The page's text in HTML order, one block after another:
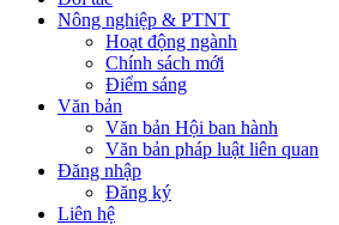
Nông nghiệp & PTNT
Hoạt động ngành
Chính sách mới
Điểm sáng
Văn bản
Văn bản Hội ban hành
Văn bản pháp luật liên quan
Đăng nhập
Đăng ký
Liên hệ